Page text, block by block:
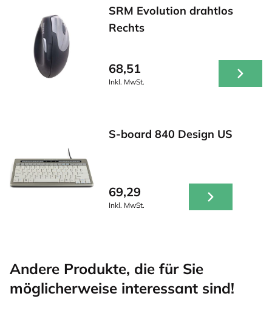
SRM Evolution drahtlos
Rechts
68,51
Inkl. MwSt.
S-board 840 Design US
69,29
Inkl. MwSt.
Andere Produkte, die für Sie
möglicherweise interessant sind!